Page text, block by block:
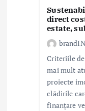
direct
estate,
Criteriile
mai mult
proiecte
clădirile
finanțare